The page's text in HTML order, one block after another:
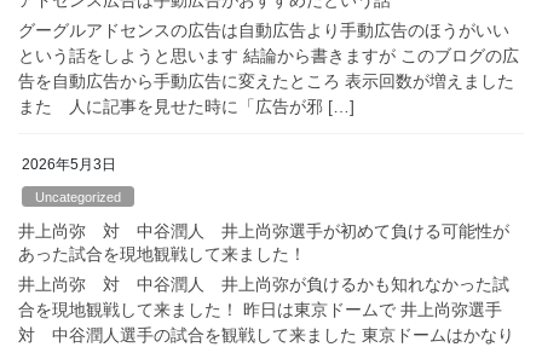
グーグルアドセンスの広告は自動広告より手動広告のほうがいい
という話をしようと思います 結論から書きますが このブログの広
告を自動広告から手動広告に変えたところ 表示回数が増えました
また 人に記事を見せた時に「広告が邪 […]
2026年5月3日
Uncategorized
井上尚弥 対 中谷潤人 井上尚弥選手が初めて負ける可能性が
あった試合を現地観戦して来ました！
井上尚弥 対 中谷潤人 井上尚弥が負けるかも知れなかった試
合を現地観戦して来ました！ 昨日は東京ドームで 井上尚弥選手
対 中谷潤人選手の試合を観戦して来ました 東京ドームはかなり